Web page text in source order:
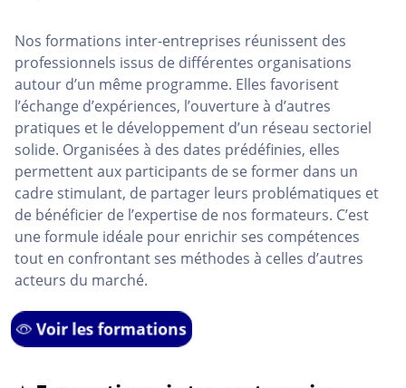
Nos formations inter-entreprises réunissent des
professionnels issus de différentes organisations
autour d’un même programme. Elles favorisent
l’échange d’expériences, l’ouverture à d’autres
pratiques et le développement d’un réseau sectoriel
solide. Organisées à des dates prédéfinies, elles
permettent aux participants de se former dans un
cadre stimulant, de partager leurs problématiques et
de bénéficier de l’expertise de nos formateurs. C’est
une formule idéale pour enrichir ses compétences
tout en confrontant ses méthodes à celles d’autres
acteurs du marché.
Voir les formations